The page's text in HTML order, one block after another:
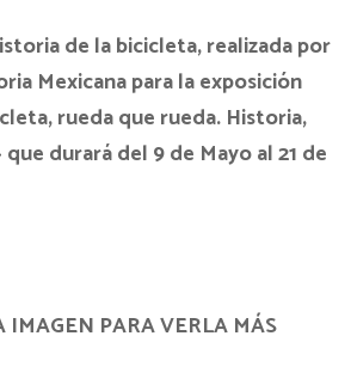
de la bicicleta, realizada por
Mexicana para la exposición
rueda que rueda. Historia,
durará del 9 de Mayo al 21 de
IMAGEN PARA VERLA MÁS